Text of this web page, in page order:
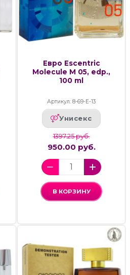
Евро Escentric
Molecule M 05, edp.,
100 ml
Артикул: 8-69-Е-13
Унисекс
1397.25 руб.
950.00 руб.
В КОРЗИНУ